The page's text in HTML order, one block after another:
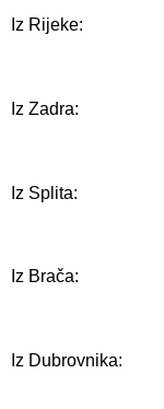
Iz Rijeke:
Iz Zadra:
Iz Splita:
Iz Brača:
Iz Dubrovnika: